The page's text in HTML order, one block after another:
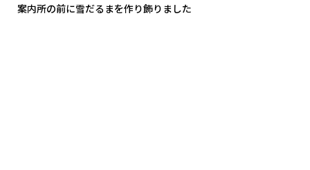
案内所の前に雪だるまを作り飾りました